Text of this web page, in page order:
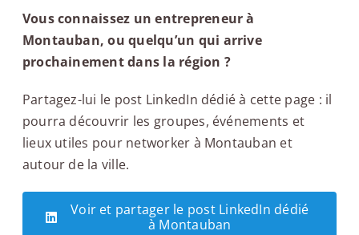
Vous connaissez un entrepreneur à
Montauban, ou quelqu’un qui arrive
prochainement dans la région ?
Partagez-lui le post LinkedIn dédié à cette page : il
pourra découvrir les groupes, événements et
lieux utiles pour networker à Montauban et
autour de la ville.
Voir et partager le post LinkedIn dédié
à Montauban